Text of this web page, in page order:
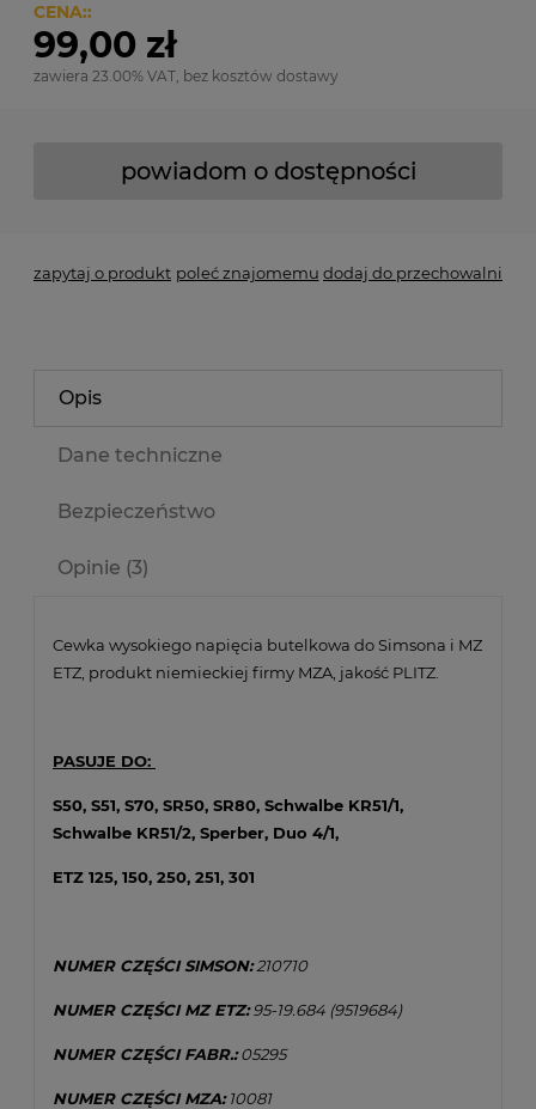
CENA::
99,00 zł
zawiera 23.00% VAT, bez kosztów dostawy
powiadom o dostępności
zapytaj o produkt poleć znajomemu dodaj do przechowalni
Opis
Dane techniczne
Bezpieczeństwo
Opinie (3)
Cewka wysokiego napięcia butelkowa do Simsona i MZ
ETZ, produkt niemieckiej firmy MZA, jakość PLITZ.
PASUJE DO:
S50, S51, S70, SR50, SR80, Schwalbe KR51/1,
Schwalbe KR51/2, Sperber, Duo 4/1,
ETZ 125, 150, 250, 251, 301
NUMER CZĘŚCI SIMSON:210710
NUMER CZĘŚCI MZ ETZ:95-19.684 (9519684)
NUMER CZĘŚCI FABR.:05295
NUMER CZĘŚCI MZA:10081